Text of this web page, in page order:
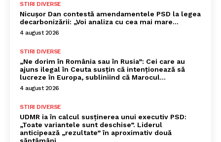
STIRI DIVERSE
Nicușor Dan contestă amendamentele PSD la legea
decarbonizării: „Voi analiza cu cea mai mare…
4 august 2026
STIRI DIVERSE
„Ne dorim în România sau în Rusia”: Cei care au
ajuns ilegal în Ceuta susțin că intenționează să
lucreze în Europa, subliniind că Marocul...
4 august 2026
STIRI DIVERSE
UDMR ia în calcul susținerea unui executiv PSD:
„Toate variantele sunt deschise”. Liderul
anticipează „rezultate” în aproximativ două